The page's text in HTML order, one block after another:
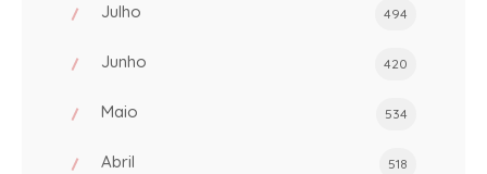
Julho 494
Junho 420
Maio 534
Abril 518